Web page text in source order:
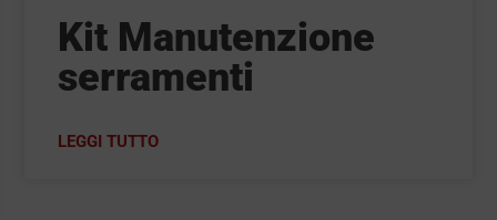
Kit Manutenzione
serramenti
LEGGI TUTTO